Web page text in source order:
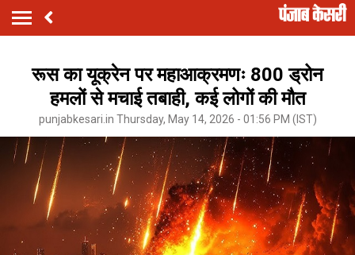
रूस का यूक्रेन पर महाआक्रमणः 800 ड्रोन
हमलों से मचाई तबाही, कई लोगों की मौत
punjabkesari.in Thursday, May 14, 2026 - 01:56 PM (IST)